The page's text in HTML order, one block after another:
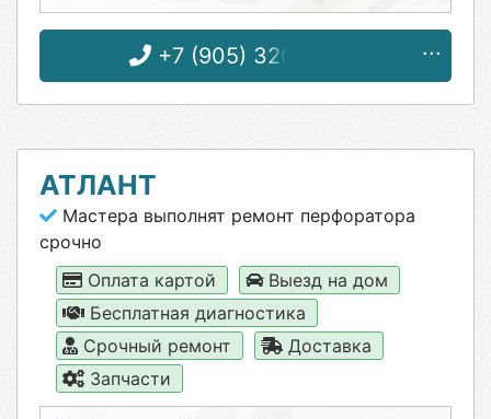
+7 (905) 320-25-12
АТЛАНТ
Мастера выполнят ремонт перфоратора
срочно
Оплата картой
Выезд на дом
Бесплатная диагностика
Срочный ремонт
Доставка
Запчасти